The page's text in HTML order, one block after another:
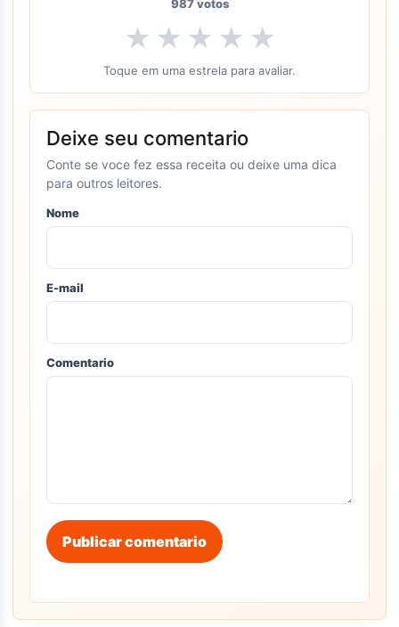
987votos
★ ★ ★ ★ ★
Toque em uma estrela para avaliar.
Deixe seu comentario
Conte se voce fez essa receita ou deixe uma dica
para outros leitores.
Nome
E-mail
Comentario
Publicar comentario